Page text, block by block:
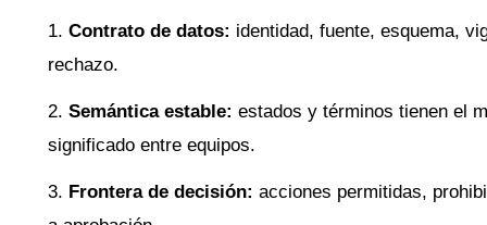
Contrato de datos: identidad, fuente, esquema,
rechazo.
Semántica estable: estados y términos tienen el
significado entre equipos.
Frontera de decisión: acciones permitidas,